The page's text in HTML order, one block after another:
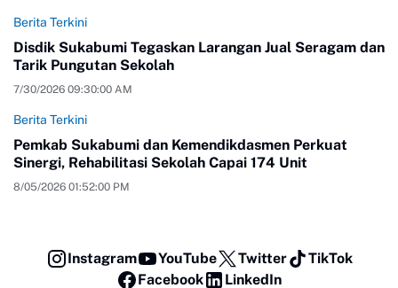
Berita Terkini
Disdik Sukabumi Tegaskan Larangan Jual Seragam dan
Tarik Pungutan Sekolah
7/30/2026 09:30:00 AM
Berita Terkini
Pemkab Sukabumi dan Kemendikdasmen Perkuat
Sinergi, Rehabilitasi Sekolah Capai 174 Unit
8/05/2026 01:52:00 PM
Instagram YouTube Twitter
TikTok
Facebook
LinkedIn